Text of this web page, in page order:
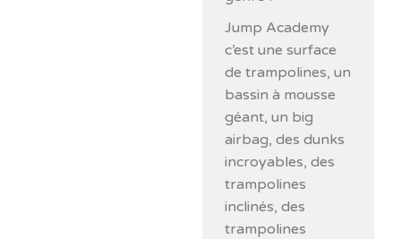
Jump Academy
c’est une surface
de trampolines, un
bassin à mousse
géant, un big
airbag, des dunks
incroyables, des
trampolines
inclinés, des
trampolines